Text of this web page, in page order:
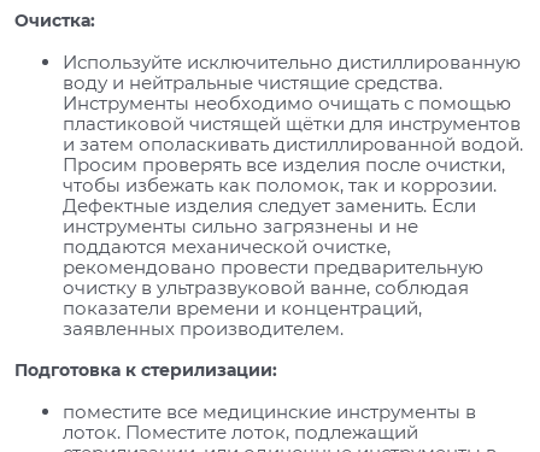
Очистка:
Используйте исключительно дистиллированную
воду и нейтральные чистящие средства.
Инструменты необходимо очищать с помощью
пластиковой чистящей щётки для инструментов
и затем ополаскивать дистиллированной водой.
Просим проверять все изделия после очистки,
чтобы избежать как поломок, так и коррозии.
Дефектные изделия следует заменить. Если
инструменты сильно загрязнены и не
поддаются механической очистке,
рекомендовано провести предварительную
очистку в ультразвуковой ванне, соблюдая
показатели времени и концентраций,
заявленных производителем.
Подготовка к стерилизации:
поместите все медицинские инструменты в
лоток. Поместите лоток, подлежащий